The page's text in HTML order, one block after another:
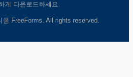
게 다운로드하세요.
FreeForms. All rights reserved.